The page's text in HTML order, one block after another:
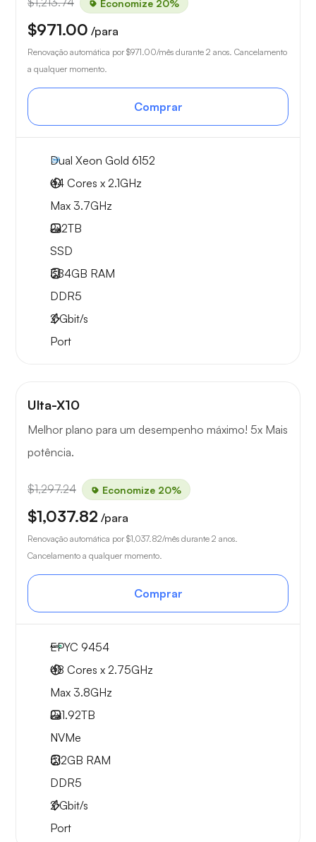
Economize 20%
$971.00 /para
Renovação automática por $971.00/mês durante 2 anos. Cancelamento
a qualquer momento.
Comprar
Dual Xeon Gold 6152
44 Cores x 2.1GHz
Max 3.7GHz
2x2TB
SSD
384GB RAM
DDR5
2Gbit/s
Port
Ulta-X10
Melhor plano para um desempenho máximo! 5x Mais
potência.
$1,297.24 Economize 20%
$1,037.82 /para
Renovação automática por $1,037.82/mês durante 2 anos.
Cancelamento a qualquer momento.
Comprar
EPYC 9454
48 Cores x 2.75GHz
Max 3.8GHz
2x1.92TB
NVMe
512GB RAM
DDR5
2Gbit/s
Port